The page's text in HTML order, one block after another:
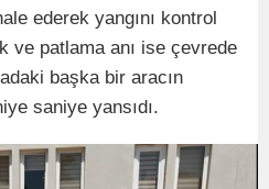
ederek yangını kontrol
ve patlama anı ise çevrede
başka bir aracın
saniye yansıdı.